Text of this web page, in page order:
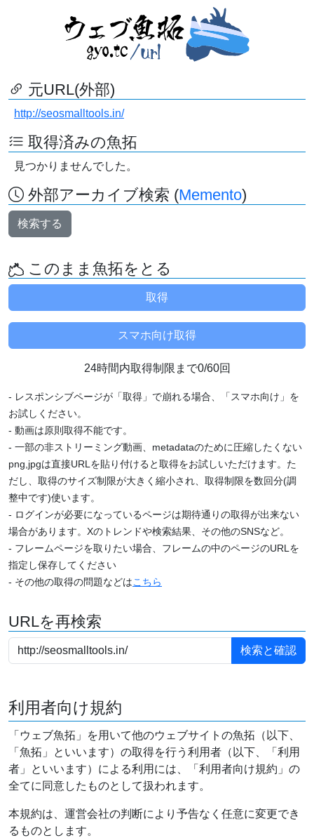
元URL(外部)
http://seosmalltools.in/
取得済みの魚拓
見つかりませんでした。
外部アーカイブ検索 (Memento)
検索する
このまま魚拓をとる
24時間内取得制限まで0/60回
- レスポンシブページが「取得」で崩れる場合、「スマホ向け」を
お試しください。
- 動画は原則取得不能です。
- 一部の非ストリーミング動画、metadataのために圧縮したくない
png,jpgは直接URLを貼り付けると取得をお試しいただけます。た
だし、取得のサイズ制限が大きく縮小され、取得制限を数回分(調
整中です)使います。
- ログインが必要になっているページは期待通りの取得が出来ない
場合があります。Xのトレンドや検索結果、その他のSNSなど。
- フレームページを取りたい場合、フレームの中のページのURLを
指定し保存してください
- その他の取得の問題などはこちら
URLを再検索
利用者向け規約
「ウェブ魚拓」を用いて他のウェブサイトの魚拓（以下、
「魚拓」といいます）の取得を行う利用者（以下、「利用
者」といいます）による利用には、「利用者向け規約」の
全てに同意したものとして扱われます。
本規約は、運営会社の判断により予告なく任意に変更でき
るものとします。